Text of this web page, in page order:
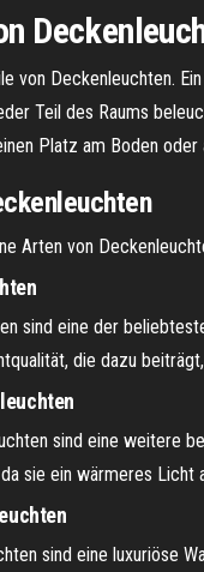
von Deckenleuchten.
Teil des Raums
Platz am Boden
Arten von
sind eine der
die dazu
sind eine weitere
sie ein wärmeres Licht
sind eine luxuriöse